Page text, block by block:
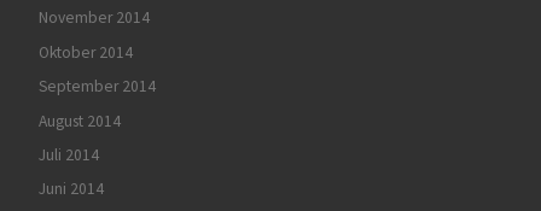
November 2014
Oktober 2014
September 2014
August 2014
Juli 2014
Juni 2014